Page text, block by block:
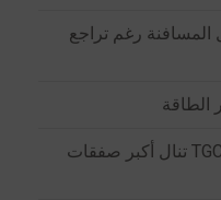
المسافنة رغم تراجع
ملعب تيسيما يدخل مرحلة البناء.. TGCC تنال أكبر صفقات